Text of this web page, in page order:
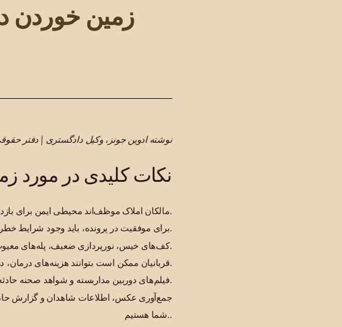
زمین خوردن
نوشته ادوین جونز، وکیل دادگستری | دفتر
نکات کلیدی در مورد
مالکان املاک موظف‌اند محیطی ایمن برای بازدیدکنندگان فراهم کنند.
برای موفقیت در پرونده، باید وجود شرایط خطرناک و اطلاع یا آگاهی احتمالی مالک از آن را اثبات کنید.
کف‌های خیس، نورپردازی ضعیف، پله‌هایهستند.
قربانیان ممکن است بتوانند هزینه‌های درمان، درآمد از دست رفته و خسارات ناشی از درد و رنج را مطالبه کنند.
فیلم‌های دوربین مداربسته و شواهد صحنه حادثه ممکن است ظرف مدت کوتاهی حذف شوند؛ بنابراین اقدام سریع اهمیت زیادی دارد.
جمع‌آوری عکس، اطلاعات شاهدان و گزارش
شما هستیم..